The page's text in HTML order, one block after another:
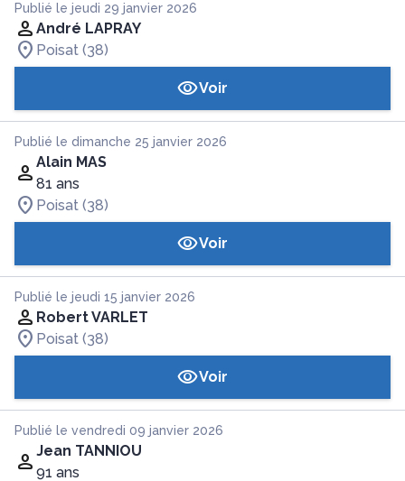
Publié le jeudi 29 janvier 2026
André LAPRAY
Poisat (38)
Voir
Publié le dimanche 25 janvier 2026
Alain MAS
81 ans
Poisat (38)
Voir
Publié le jeudi 15 janvier 2026
Robert VARLET
Poisat (38)
Voir
Publié le vendredi 09 janvier 2026
Jean TANNIOU
91 ans